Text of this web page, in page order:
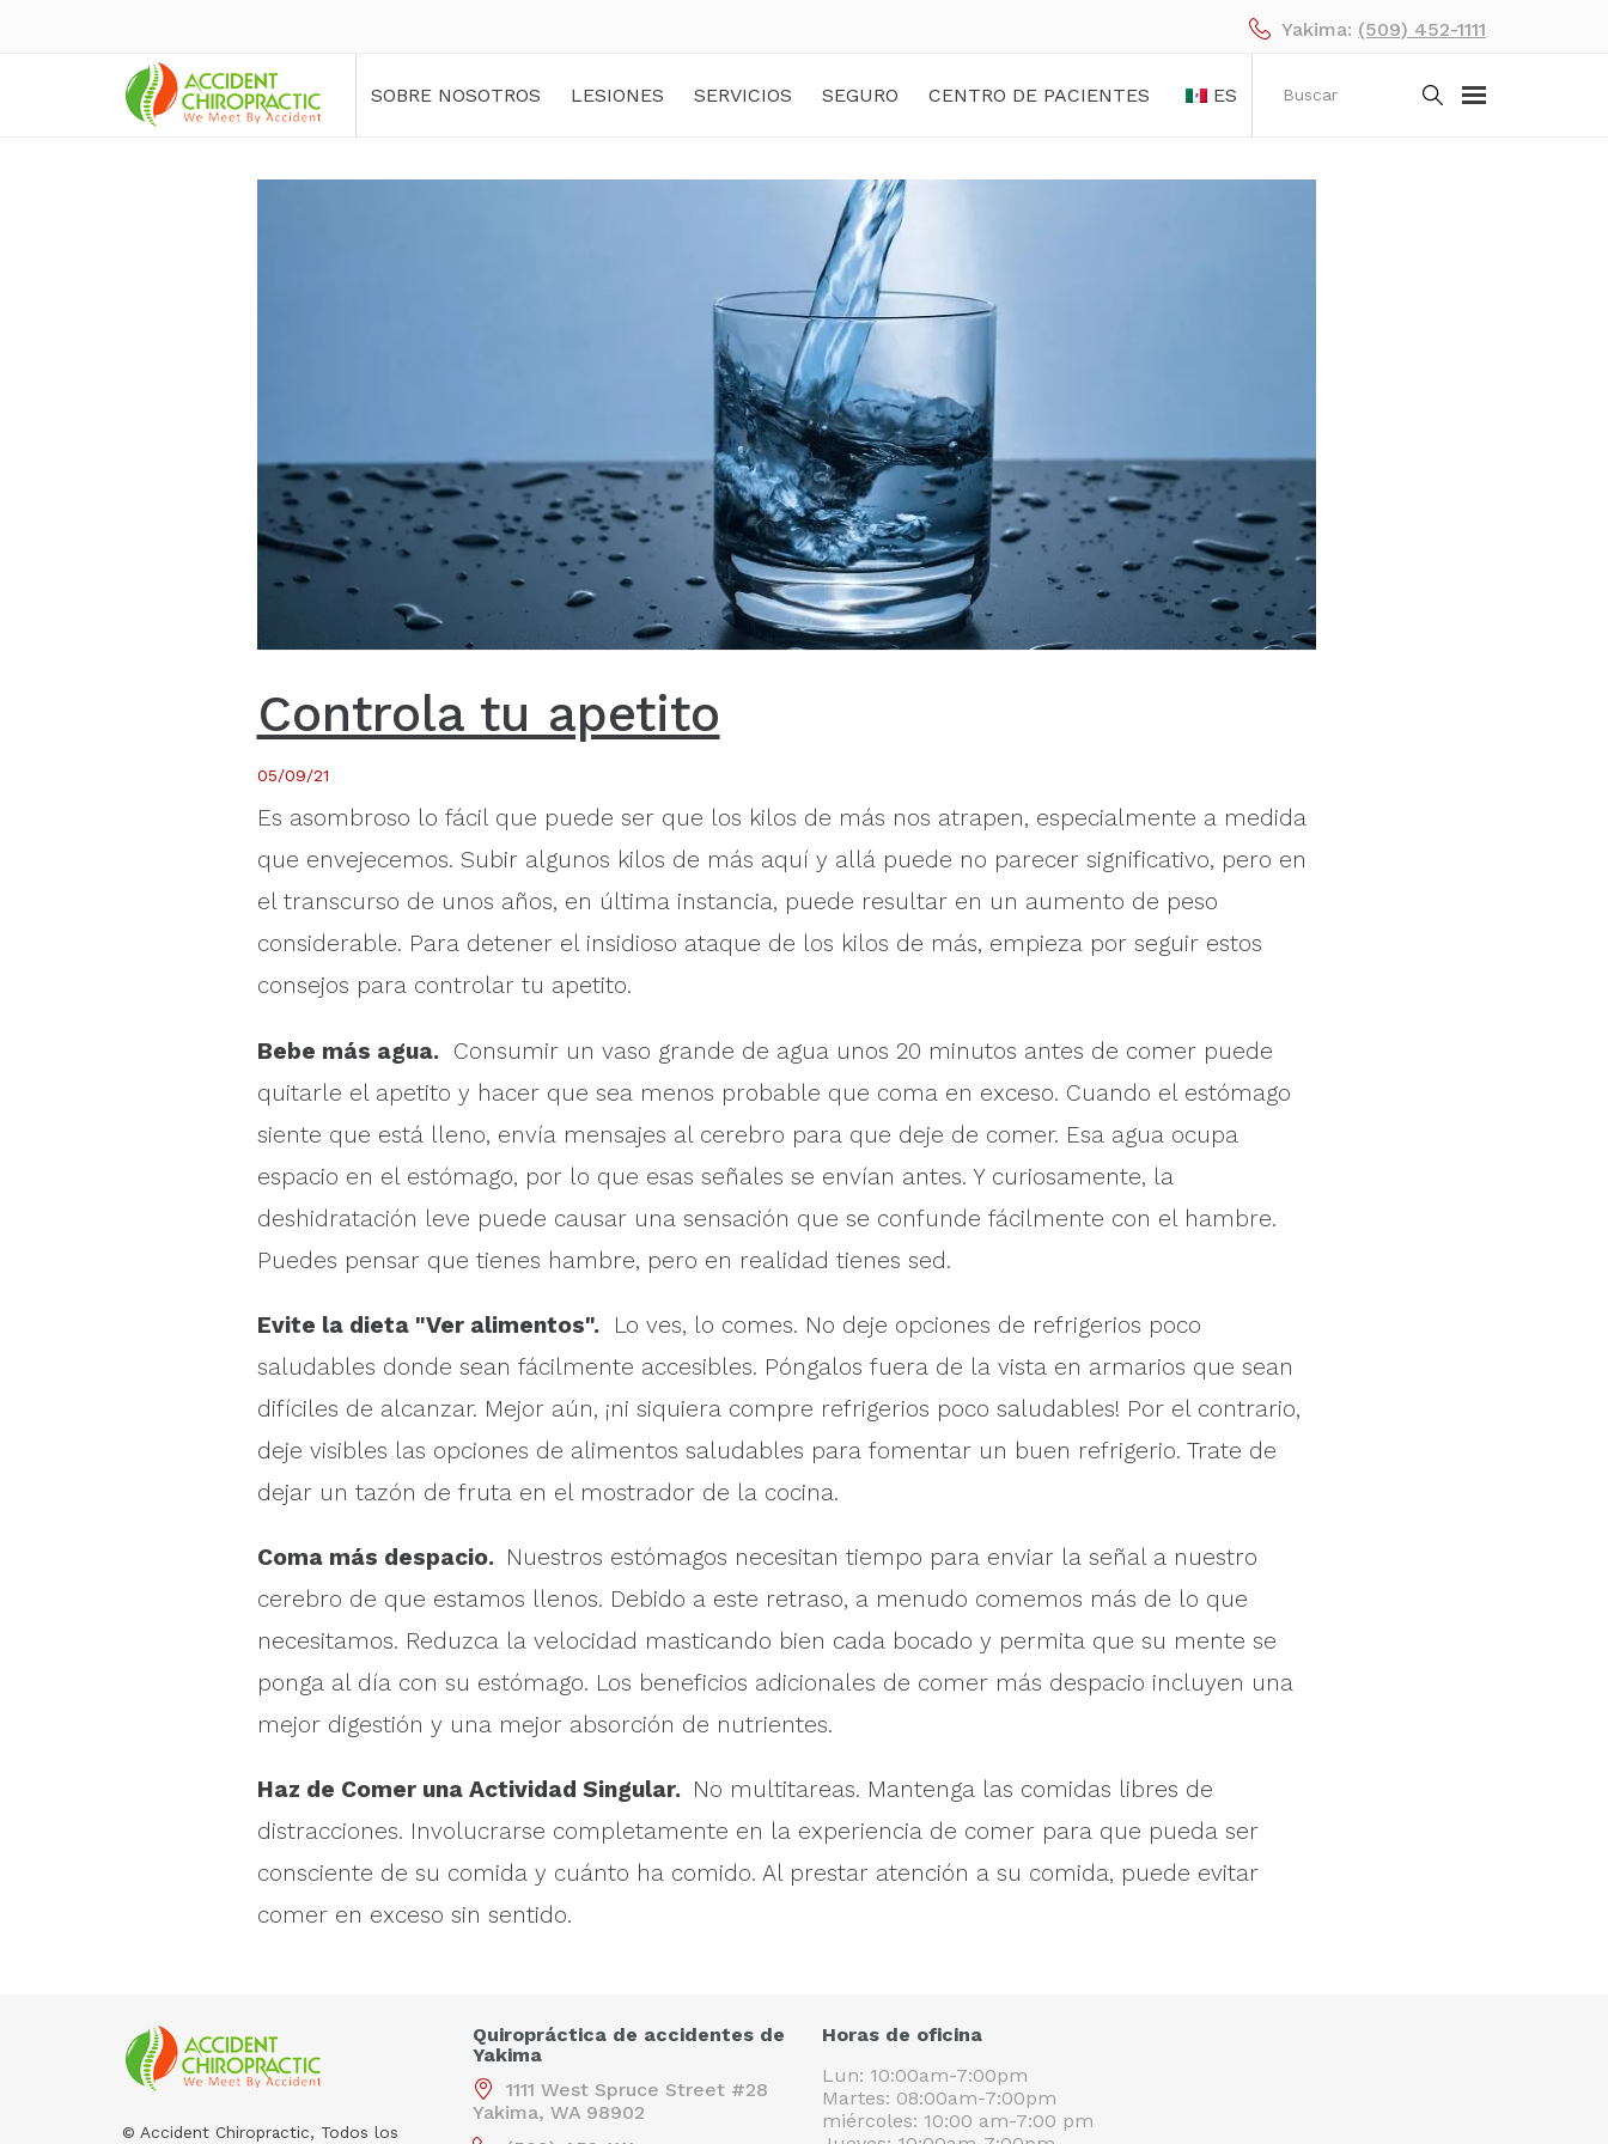
Yakima: (509) 452-1111
SOBRE NOSOTROS LESIONES SERVICIOS SEGURO CENTRO DE PACIENTES ES
Controla tu apetito
05/09/21
Es asombroso lo fácil que puede ser que los kilos de más nos atrapen, especialmente a medida
que envejecemos. Subir algunos kilos de más aquí y allá puede no parecer significativo, pero en
el transcurso de unos años, en última instancia, puede resultar en un aumento de peso
considerable. Para detener el insidioso ataque de los kilos de más, empieza por seguir estos
consejos para controlar tu apetito.
Bebe más agua.Consumir un vaso grande de agua unos 20 minutos antes de comer puede
quitarle el apetito y hacer que sea menos probable que coma en exceso. Cuando el estómago
siente que está lleno, envía mensajes al cerebro para que deje de comer. Esa agua ocupa
espacio en el estómago, por lo que esas señales se envían antes. Y curiosamente, la
deshidratación leve puede causar una sensación que se confunde fácilmente con el hambre.
Puedes pensar que tienes hambre, pero en realidad tienes sed.
Evite la dieta "Ver alimentos".Lo ves, lo comes. No deje opciones de refrigerios poco
saludables donde sean fácilmente accesibles. Póngalos fuera de la vista en armarios que sean
difíciles de alcanzar. Mejor aún, ¡ni siquiera compre refrigerios poco saludables! Por el contrario,
deje visibles las opciones de alimentos saludables para fomentar un buen refrigerio. Trate de
dejar un tazón de fruta en el mostrador de la cocina.
Coma más despacio. Nuestros estómagos necesitan tiempo para enviar la señal a nuestro
cerebro de que estamos llenos. Debido a este retraso, a menudo comemos más de lo que
necesitamos. Reduzca la velocidad masticando bien cada bocado y permita que su mente se
ponga al día con su estómago. Los beneficios adicionales de comer más despacio incluyen una
mejor digestión y una mejor absorción de nutrientes.
Haz de Comer una Actividad Singular. No multitareas. Mantenga las comidas libres de
distracciones. Involucrarse completamente en la experiencia de comer para que pueda ser
consciente de su comida y cuánto ha comido. Al prestar atención a su comida, puede evitar
comer en exceso sin sentido.
© Accident Chiropractic, Todos los
Quiropráctica de accidentes de
Yakima
1111 West Spruce Street #28
Yakima, WA 98902
Horas de oficina
Lun: 10:00am-7:00pm
Martes: 08:00am-7:00pm
miércoles: 10:00 am-7:00 pm